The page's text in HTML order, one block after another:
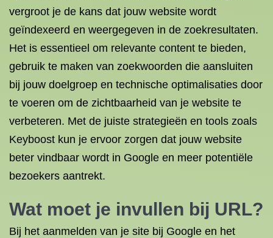
vergroot je de kans dat jouw website wordt
geïndexeerd en weergegeven in de zoekresultaten.
Het is essentieel om relevante content te bieden,
gebruik te maken van zoekwoorden die aansluiten
bij jouw doelgroep en technische optimalisaties door
te voeren om de zichtbaarheid van je website te
verbeteren. Met de juiste strategieën en tools zoals
Keyboost kun je ervoor zorgen dat jouw website
beter vindbaar wordt in Google en meer potentiële
bezoekers aantrekt.
Wat moet je invullen bij URL?
Bij het aanmelden van je site bij Google en het